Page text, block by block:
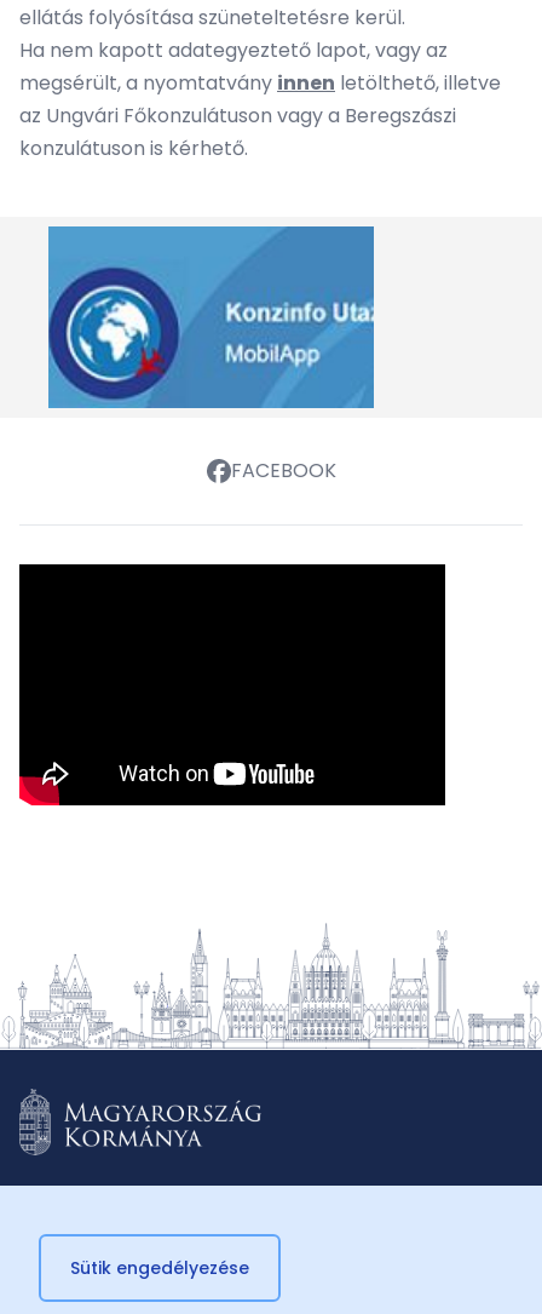
ellátás folyósítása szüneteltetésre kerül.
Ha nem kapott adategyeztető lapot, vagy az
megsérült, a nyomtatvány innen letölthető, illetve
az Ungvári Főkonzulátuson vagy a Beregszászi
konzulátuson is kérhető.
FACEBOOK
© 2026 Külügyminisztérium
Sütik engedélyezése